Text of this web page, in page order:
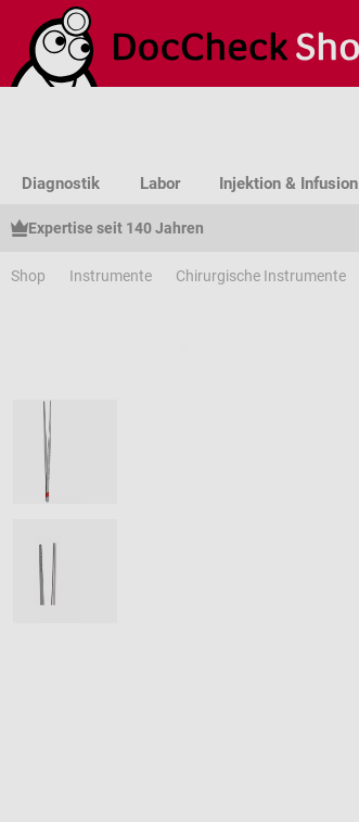
Hauptinhalt springen
Zur Suche springen
Zur Hauptnavigation springen
Diagnostik Labor Injektion & Infusion
Expertise seit 140 Jahren
Shop Instrumente Chirurgische Instrumente